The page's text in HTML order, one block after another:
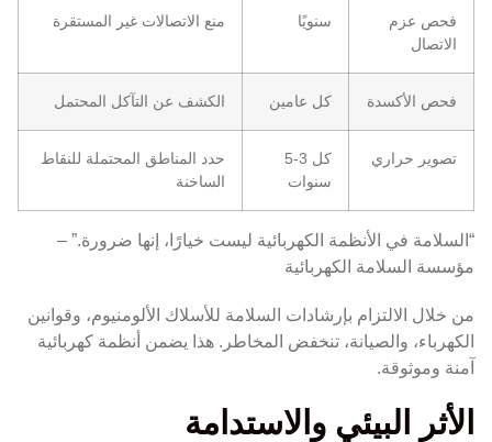
فحص عزم
الاتصال
سنويًا منع الاتصالات غير المستقرة
فحص الأكسدة كل عامين الكشف عن التآكل المحتمل
تصوير حراري
كل 3-5
سنوات
حدد المناطق المحتملة للنقاط
الساخنة
“السلامة في الأنظمة الكهربائية ليست خيارًا، إنها ضرورة.” –
مؤسسة السلامة الكهربائية
من خلال الالتزام بإرشادات السلامة للأسلاك الألومنيوم، وقوانين
الكهرباء، والصيانة، تنخفض المخاطر. هذا يضمن أنظمة كهربائية
آمنة وموثوقة.
الأثر البيئي والاستدامة